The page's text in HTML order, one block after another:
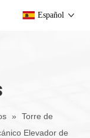
Español
» Torre de
Elevador de